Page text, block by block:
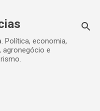
Política, economia,
agronegócio e